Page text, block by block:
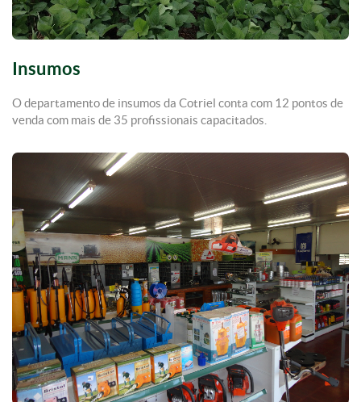
Insumos
O departamento de insumos da Cotriel conta com 12 pontos de
venda com mais de 35 profissionais capacitados.